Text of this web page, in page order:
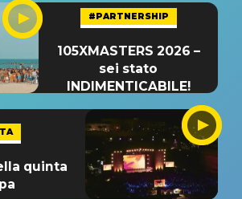
#PARTNERSHIP
105XMASTERS 2026 –
sei stato
INDIMENTICABILE!
quinta